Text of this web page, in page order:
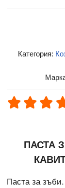
Категория:
ПАСТА
Паста за